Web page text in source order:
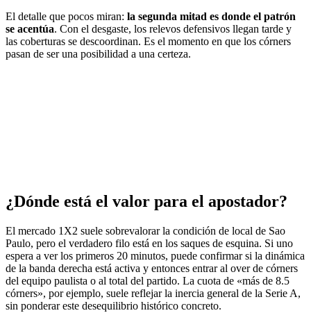
El detalle que pocos miran: la segunda mitad es donde el patrón
se acentúa. Con el desgaste, los relevos defensivos llegan tarde y
las coberturas se descoordinan. Es el momento en que los córners
pasan de ser una posibilidad a una certeza.
¿Dónde está el valor para el apostador?
El mercado 1X2 suele sobrevalorar la condición de local de Sao
Paulo, pero el verdadero filo está en los saques de esquina. Si uno
espera a ver los primeros 20 minutos, puede confirmar si la dinámica
de la banda derecha está activa y entonces entrar al over de córners
del equipo paulista o al total del partido. La cuota de «más de 8.5
córners», por ejemplo, suele reflejar la inercia general de la Serie A,
sin ponderar este desequilibrio histórico concreto.